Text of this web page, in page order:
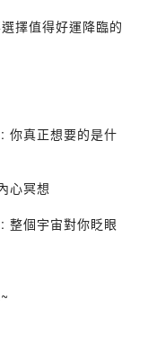
擇值得好運降臨的
你真正想要的是什
心冥想
整個宇宙對你眨眼